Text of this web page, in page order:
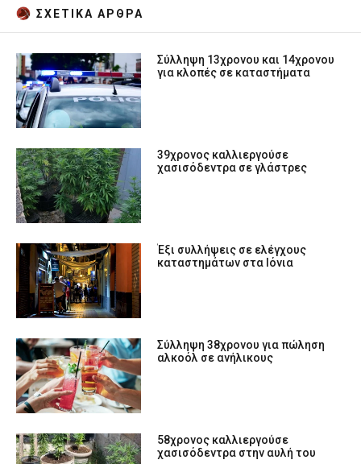
ΣΧΕΤΙΚA AΡΘΡΑ
Σύλληψη 13χρονου και 14χρονου
για κλοπές σε καταστήματα
39χρονος καλλιεργούσε
χασισόδεντρα σε γλάστρες
Έξι συλλήψεις σε ελέγχους
καταστημάτων στα Ιόνια
Σύλληψη 38χρονου για πώληση
αλκοόλ σε ανήλικους
58χρονος καλλιεργούσε
χασισόδεντρα στην αυλή του